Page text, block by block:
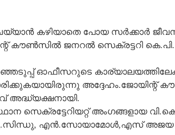
​ക​ഴി​യാ​തെ​ ​പോ​യ​ ​സ​ർ​ക്കാ​ർ​
​കൗ​ൺ​സി​ൽ​ ​ജ​ന​റ​ൽ​ ​സെ​ക്ര​ട്ട​റി​ ​കെ.​പി.​
​ഓ​ഫീ​സ​റു​ടെ​
​അ​ദ്ദേ​ഹം.​ജോ​യി​ന്റ് ​കൗ​
​അ​ദ്ധ്യ​ക്ഷ​നാ​യി.
​അം​ഗ​ങ്ങ​ളാ​യ​
​യു.​സി​ന്ധു,​ ​എ​ൻ.​സോ​യാ​മോ​ൾ,​എ​സ് ​അ​ജ​യ​